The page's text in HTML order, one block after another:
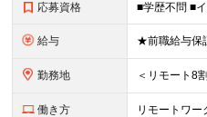
応募資格
給与
勤務地
働き方 リモートワー